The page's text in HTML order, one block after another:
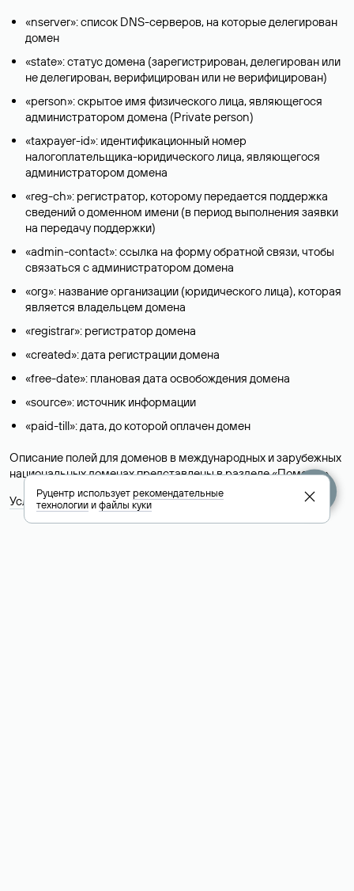
«nserver»: список DNS-серверов, на которые делегирован
домен
«state»: статус домена (зарегистрирован, делегирован или
не делегирован, верифицирован или не верифицирован)
«person»: скрытое имя физического лица, являющегося
администратором домена (Privatе person)
«taxpayer-id»: идентификационный номер
налогоплательщика-юридического лица, являющегося
администратором домена
«reg-ch»: регистратор, которому передается поддержка
сведений о доменном имени (в период выполнения заявки
на передачу поддержки)
«admin-contact»: ссылка на форму обратной связи, чтобы
связаться с администратором домена
«org»: название организации (юридического лица), которая
является владельцем домена
«registrar»: регистратор домена
«created»: дата регистрации домена
«free-date»: плановая дата освобождения домена
«source»: источник информации
«paid-till»: дата, до которой оплачен домен
Описание полей для доменов в международных и зарубежных
национальных доменах представлены в разделе «Помощь».
Условия использования Whois-сервиса
Руцентр используетрекомендательные
технологииифайлы куки